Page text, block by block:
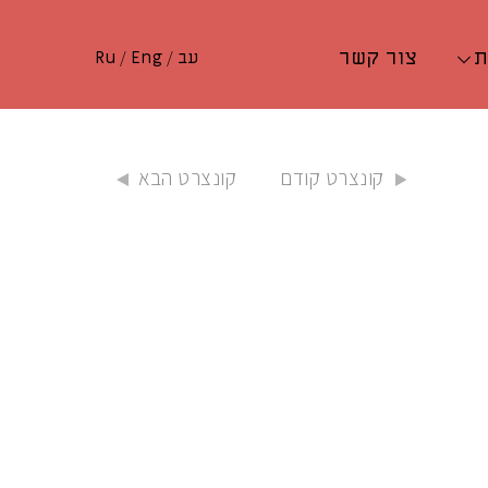
צור קשר עב /
Eng
/
Ru
קונצרט קודם קונצרט הבא